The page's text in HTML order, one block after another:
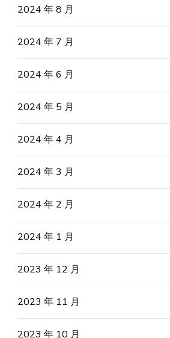
2024 年 8 月
2024 年 7 月
2024 年 6 月
2024 年 5 月
2024 年 4 月
2024 年 3 月
2024 年 2 月
2024 年 1 月
2023 年 12 月
2023 年 11 月
2023 年 10 月